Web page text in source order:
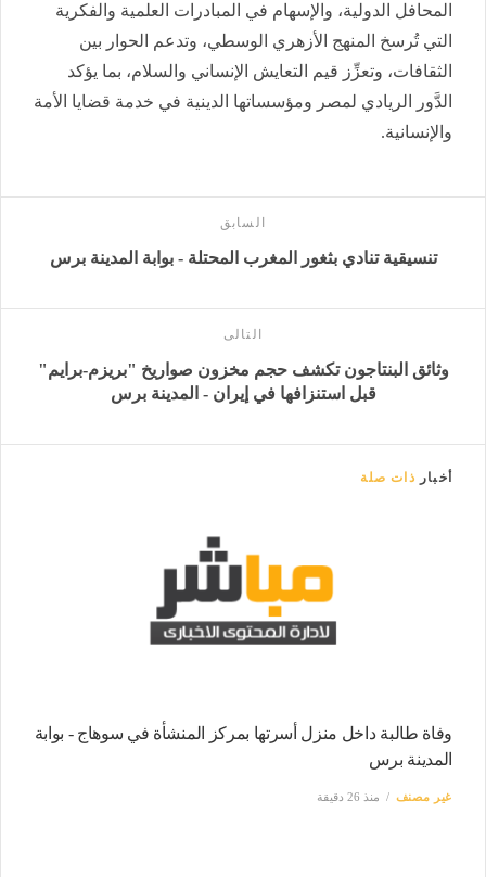
المحافل الدولية، والإسهام في المبادرات العلمية والفكرية
التي تُرسخ المنهج الأزهري الوسطي، وتدعم الحوار بين
الثقافات، وتعزِّز قيم التعايش الإنساني والسلام، بما يؤكد
الدَّور الريادي لمصر ومؤسساتها الدينية في خدمة قضايا الأمة
والإنسانية.
السابق
تنسيقية تنادي بثغور المغرب المحتلة - بوابة المدينة برس
التالى
وثائق البنتاجون تكشف حجم مخزون صواريخ "بريزم-برايم"
قبل استنزافها في إيران - المدينة برس
أخبار ذات صلة
وفاة طالبة داخل منزل أسرتها بمركز المنشأة في سوهاج - بوابة
المدينة برس
غير مصنف منذ 26 دقيقة